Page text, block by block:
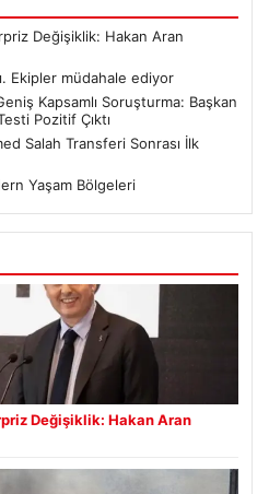
Değişiklik: Hakan Aran
Ekipler müdahale ediyor
Kapsamlı Soruşturma: Başkan
Pozitif Çıktı
Salah Transferi Sonrası İlk
Yaşam Bölgeleri
Değişiklik: Hakan Aran